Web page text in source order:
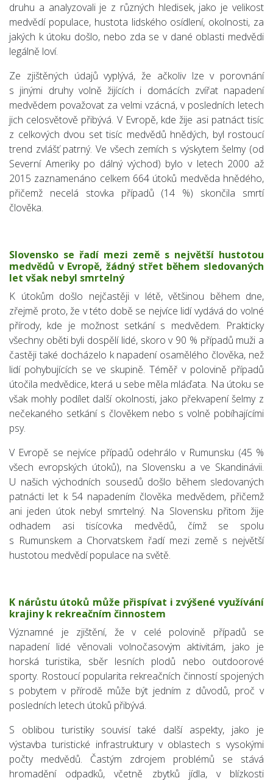
druhu a analyzovali je z různých hledisek, jako je velikost
medvědí populace, hustota lidského osídlení, okolnosti, za
jakých k útoku došlo, nebo zda se v dané oblasti medvědi
legálně loví.
Ze zjištěných údajů vyplývá, že ačkoliv lze v porovnání
s jinými druhy volně žijících i domácích zvířat napadení
medvědem považovat za velmi vzácná, v posledních letech
jich celosvětově přibývá. V Evropě, kde žije asi patnáct tisíc
z celkových dvou set tisíc medvědů hnědých, byl rostoucí
trend zvlášť patrný. Ve všech zemích s výskytem šelmy (od
Severní Ameriky po dálný východ) bylo v letech 2000 až
2015 zaznamenáno celkem 664 útoků medvěda hnědého,
přičemž necelá stovka případů (14 %) skončila smrtí
člověka.
Slovensko se řadí mezi země s největší hustotou
medvědů v Evropě, žádný střet během sledovaných
let však nebyl smrtelný
K útokům došlo nejčastěji v létě, většinou během dne,
zřejmě proto, že v této době se nejvíce lidí vydává do volné
přírody, kde je možnost setkání s medvědem. Prakticky
všechny oběti byli dospělí lidé, skoro v 90 % případů muži a
častěji také docházelo k napadení osamělého člověka, než
lidí pohybujících se ve skupině. Téměř v polovině případů
útočila medvědice, která u sebe měla mláďata. Na útoku se
však mohly podílet další okolnosti, jako překvapení šelmy z
nečekaného setkání s člověkem nebo s volně pobíhajícími
psy.
V Evropě se nejvíce případů odehrálo v Rumunsku (45 %
všech evropských útoků), na Slovensku a ve Skandinávii.
U našich východních sousedů došlo během sledovaných
patnácti let k 54 napadením člověka medvědem, přičemž
ani jeden útok nebyl smrtelný. Na Slovensku přitom žije
odhadem asi tisícovka medvědů, čímž se spolu
s Rumunskem a Chorvatskem řadí mezi země s největší
hustotou medvědí populace na světě.
K nárůstu útoků může přispívat i zvýšené využívání
krajiny k rekreačním činnostem
Významné je zjištění, že v celé polovině případů se
napadení lidé věnovali volnočasovým aktivitám, jako je
horská turistika, sběr lesních plodů nebo outdoorové
sporty. Rostoucí popularita rekreačních činností spojených
s pobytem v přírodě může být jedním z důvodů, proč v
posledních letech útoků přibývá.
S oblibou turistiky souvisí také další aspekty, jako je
výstavba turistické infrastruktury v oblastech s vysokými
počty medvědů. Častým zdrojem problémů se stává
hromadění odpadků, včetně zbytků jídla, v blízkosti